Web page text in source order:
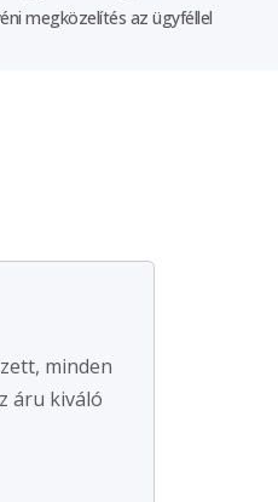
megközelítés az ügyféllel
minden
áru kiváló